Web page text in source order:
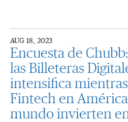
AUG 18, 2023
Encuesta de
las Billeteras
intensifica
Fintech en
mundo invierten